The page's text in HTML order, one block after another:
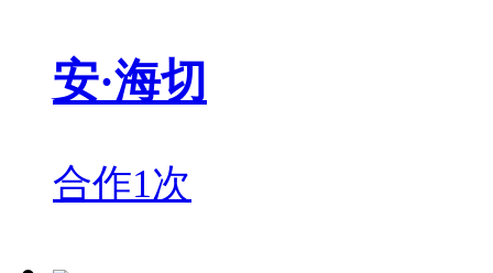
安·海切
合作1次